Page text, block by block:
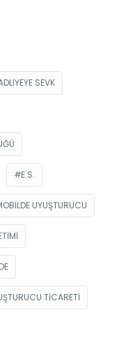
SEVK
E.S.
UYUŞTURUCU
TICARETI